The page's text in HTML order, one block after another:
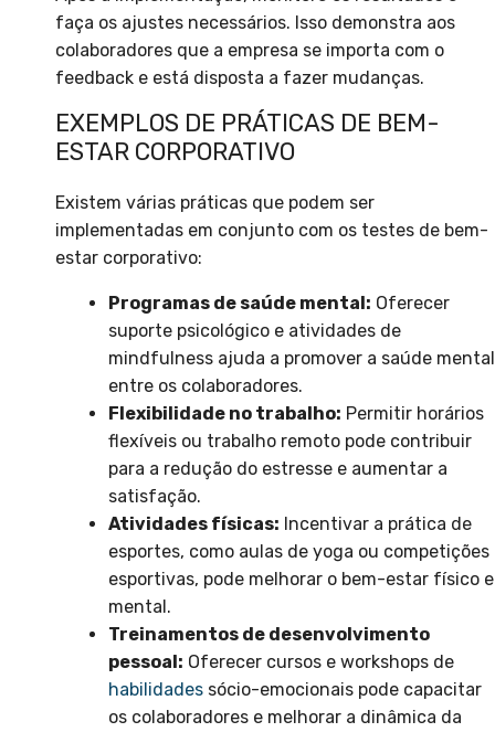
faça os ajustes necessários. Isso demonstra aos
colaboradores que a empresa se importa com o
feedback e está disposta a fazer mudanças.
EXEMPLOS DE PRÁTICAS DE BEM-
ESTAR CORPORATIVO
Existem várias práticas que podem ser
implementadas em conjunto com os testes de bem-
estar corporativo:
Programas de saúde mental: Oferecer
suporte psicológico e atividades de
mindfulness ajuda a promover a saúde mental
entre os colaboradores.
Flexibilidade no trabalho: Permitir horários
flexíveis ou trabalho remoto pode contribuir
para a redução do estresse e aumentar a
satisfação.
Atividades físicas: Incentivar a prática de
esportes, como aulas de yoga ou competições
esportivas, pode melhorar o bem-estar físico e
mental.
Treinamentos de desenvolvimento
pessoal: Oferecer cursos e workshops de
habilidades sócio-emocionais pode capacitar
os colaboradores e melhorar a dinâmica da